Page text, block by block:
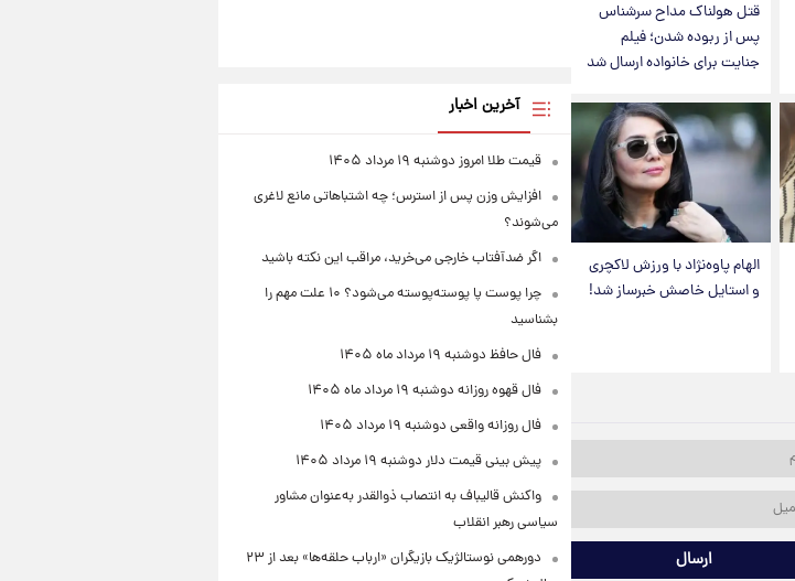
قتل هولناک مداح سرشناس
پس از ربوده شدن؛ فیلم
جنایت برای خانواده ارسال شد
الهام پاوه‌نژاد با ورزش لاکچری
و استایل خاصش خبرساز شد!
ارسال
آخرین اخبار
قیمت طلا امروز دوشنبه ۱۹ مرداد ۱۴۰۵
افزایش وزن پس از استرس؛ چه اشتباهاتی مانع لاغری
می‌شوند؟
اگر ضدآفتاب خارجی می‌خرید، مراقب این نکته باشید
چرا پوست پا پوسته‌پوسته می‌شود؟ ۱۰ علت مهم را
بشناسید
فال حافظ دوشنبه ۱۹ مرداد ماه ۱۴۰۵
فال قهوه روزانه دوشنبه ۱۹ مرداد ماه ۱۴۰۵
فال روزانه واقعی دوشنبه ۱۹ مرداد ۱۴۰۵
پیش‌ بینی قیمت دلار دوشنبه ۱۹ مرداد ۱۴۰۵
واکنش قالیباف به انتصاب ذوالقدر به‌عنوان مشاور
سیاسی رهبر انقلاب
دورهمی نوستالژیک بازیگران «ارباب حلقه‌ها» بعد از ۲۳